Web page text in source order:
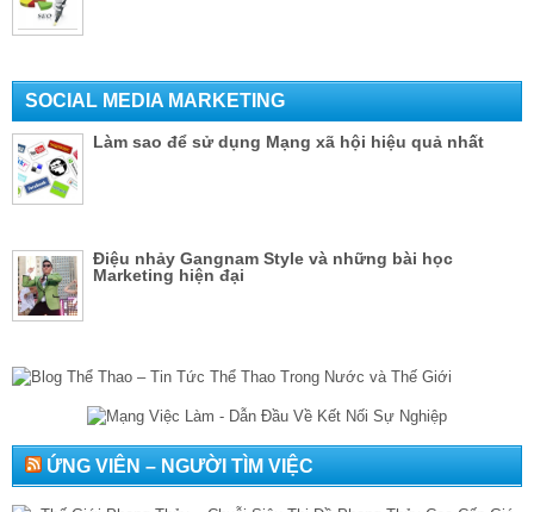
SOCIAL MEDIA MARKETING
Làm sao để sử dụng Mạng xã hội hiệu quả nhất
Điệu nhảy Gangnam Style và những bài học
Marketing hiện đại
ỨNG VIÊN – NGƯỜI TÌM VIỆC